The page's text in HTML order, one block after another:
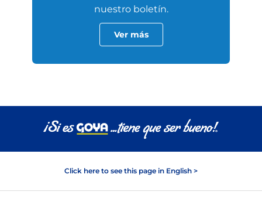
nuestro boletín.
Ver más
Click here to see this page in English >